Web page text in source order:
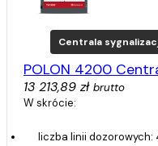
Centrala
POLON 4200
13 213,89 zł brutto
W skrócie:
liczba linii dozorowych: